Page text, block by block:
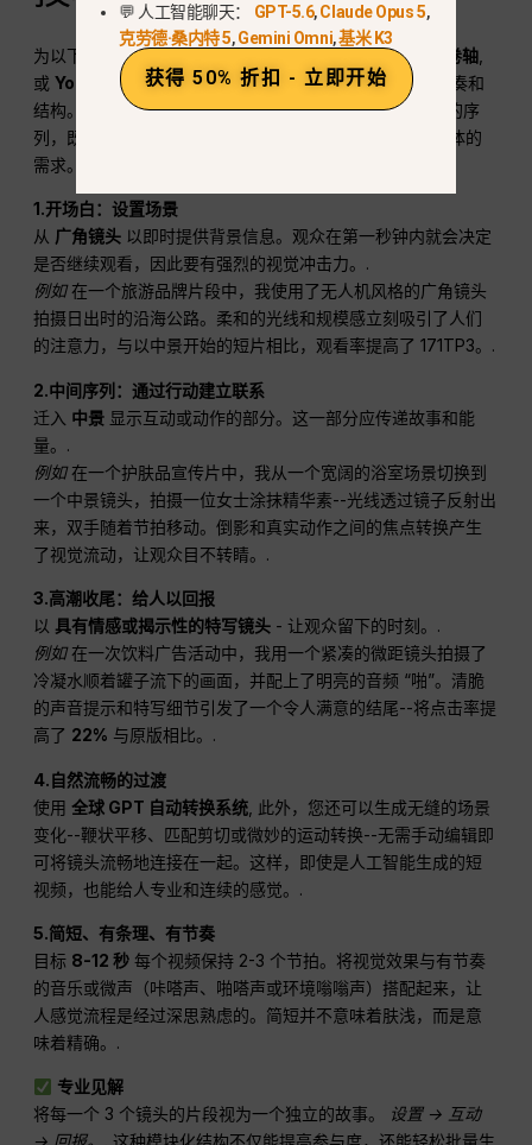
为以下平台制作震撼人心的短视频TikTok,Instagram 卷轴
或YouTube 短片这需要的不仅仅是一个好点子，而是节奏和
结构。使用
全球 GPT或索拉 2, 您可以设计 3-5 个镜头的序
列，既有电影的感觉，又有足够快的节奏，以满足社交媒体的
需求。.
1.开场白：设置场景
从 广角镜头 以即时提供背景信息。观众在第一秒钟内就会决定
是否继续观看，因此要有强烈的视觉冲击力。.
例如在一个旅游品牌片段中，我使用了无人机风格的广角镜头
拍摄日出时的沿海公路。柔和的光线和规模感立刻吸引了人们
的注意力，与以中景开始的短片相比，观看率提高了 171TP3。.
2.中间序列：通过行动建立联系
迁入 中景 显示互动或动作的部分。这一部分应传递故事和能
量。.
例如在一个护肤品宣传片中，我从一个宽阔的浴室场景切换到
一个中景镜头，拍摄一位女士涂抹精华素--光线透过镜子反射出
来，双手随着节拍移动。倒影和真实动作之间的焦点转换产生
了视觉流动，让观众目不转睛。.
3.高潮收尾：给人以回报
以 具有情感或揭示性的特写镜头 - 让观众留下的时刻。.
例如在一次饮料广告活动中，我用一个紧凑的微距镜头拍摄了
冷凝水顺着罐子流下的画面，并配上了明亮的音频 “啪”。清脆
的声音提示和特写细节引发了一个令人满意的结尾--将点击率提
高了 22% 与原版相比。.
4.自然流畅的过渡
使用全球 GPT 自动转换系统 , 此外，您还可以生成无缝的场景
变化--鞭状平移、匹配剪切或微妙的运动转换--无需手动编辑即
可将镜头流畅地连接在一起。这样，即使是人工智能生成的短
视频，也能给人专业和连续的感觉。.
5.简短、有条理、有节奏
目标 8-12 秒 每个视频保持 2-3 个节拍。将视觉效果与有节奏
的音乐或微声（咔嗒声、啪嗒声或环境嗡嗡声）搭配起来，让
人感觉流程是经过深思熟虑的。简短并不意味着肤浅，而是意
味着精确。.
专业见解
将每一个 3 个镜头的片段视为一个独立的故事。 设置 → 互动
💬 人工智能聊天： GPT-5.6,Claude Opus 5,
克劳德·桑内特 5,Gemini Omni,基米 K3
获得 50% 折扣 - 立即开始